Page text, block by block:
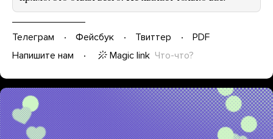
Телеграм Фейсбук Твиттер
PDF
Напишите нам
Magic link Что-что?